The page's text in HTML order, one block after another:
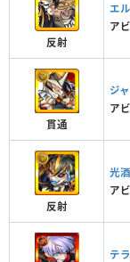
反射
エ
ア
貫通
ジ
ア
反射
光
ア
テ